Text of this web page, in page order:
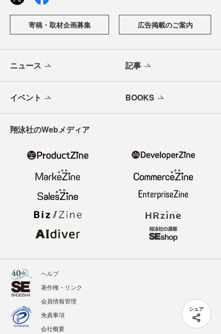
シェア
寄稿・取材企画募集 広告掲載のご案内
ニュース 記事
イベント BOOKS
翔泳社のWebメディア
ヘルプ
著作権・リンク
会員情報管理
免責事項
会社概要